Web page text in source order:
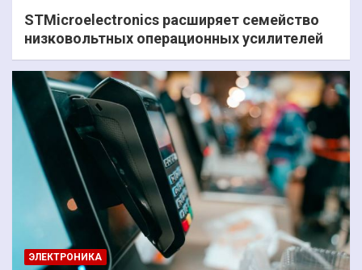
STMicroelectronics расширяет семейство
низковольтных операционных усилителей
ЭЛЕКТРОНИКА